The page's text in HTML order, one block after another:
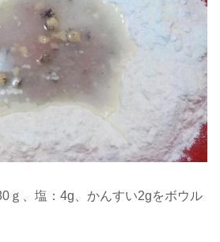
ｇ、塩：4g、かんすい2gをボウル